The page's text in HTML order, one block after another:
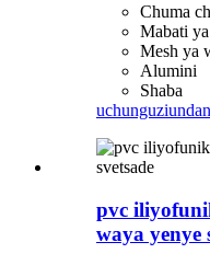
Chuma
Mabati
Mesh ya
Alumini
Shaba
uchunguzi
pvc
waya yenye